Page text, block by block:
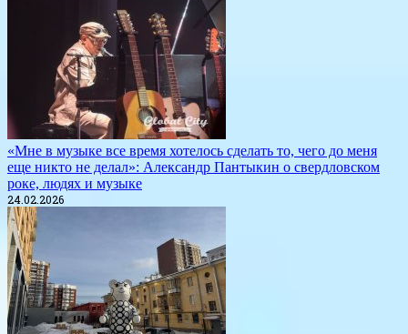
«Мне в музыке все время хотелось сделать то, чего до меня
еще никто не делал»: Александр Пантыкин о свердловском
роке, людях и музыке
24.02.2026